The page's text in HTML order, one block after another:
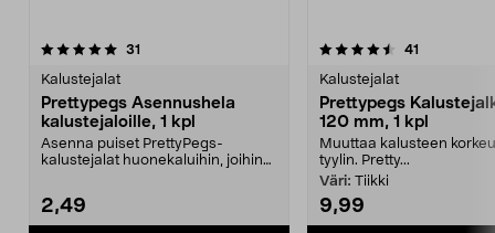
31
Kalustejalat
Prettypegs Asennushela
kalustejaloille, 1 kpl
Asenna puiset PrettyPegs-
kalustejalat huonekaluihin, joihin
2,49
4.5 viidestä
41
Kalustejalat
Prettypegs
120 mm, 1 kpl
Muuttaa kalusteen
tyylin. Pretty...
Väri: Tiikki
9,99
4.5 viidestä